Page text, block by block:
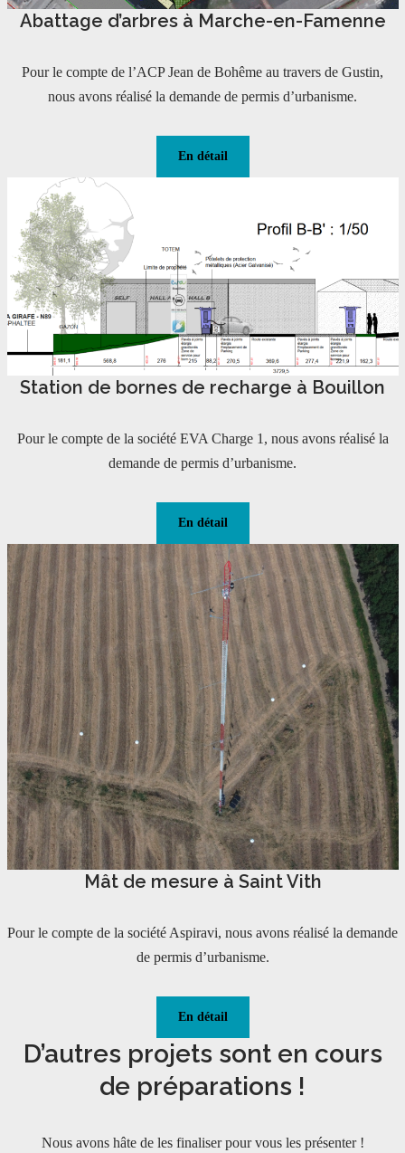
Abattage d’arbres à Marche-en-Famenne
Pour le compte de l’ACP Jean de Bohême au travers de Gustin,
nous avons réalisé la demande de permis d’urbanisme.
En détail
Station de bornes de recharge à Bouillon
Pour le compte de la société EVA Charge 1, nous avons réalisé la
demande de permis d’urbanisme.
En détail
Mât de mesure à Saint Vith
Pour le compte de la société Aspiravi, nous avons réalisé la demande
de permis d’urbanisme.
En détail
D’autres projets sont en cours
de préparations !
Nous avons hâte de les finaliser pour vous les présenter !